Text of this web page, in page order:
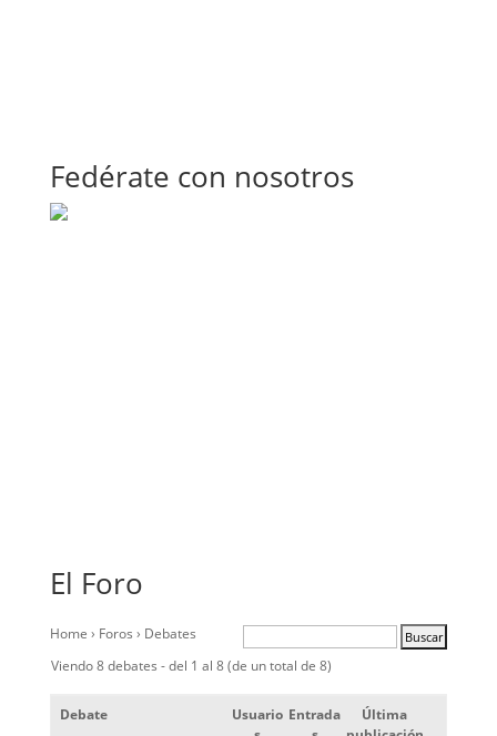
Fedérate con nosotros
El Foro
Home › Foros › Debates
Viendo 8 debates - del 1 al 8 (de un total de 8)
Debate
Usuario Entrada
Última